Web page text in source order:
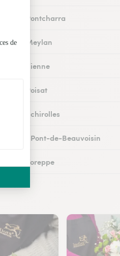
à Pontcharra
à Meylan
à Vienne
à Poisat
à Échirolles
au Pont-de-Beauvoisin
à Voreppe
à Chapareillan